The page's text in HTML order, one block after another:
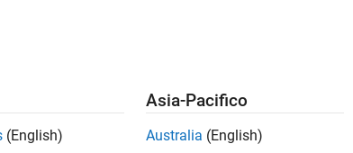
(English)
Asia-Pacifico
Australia (English)